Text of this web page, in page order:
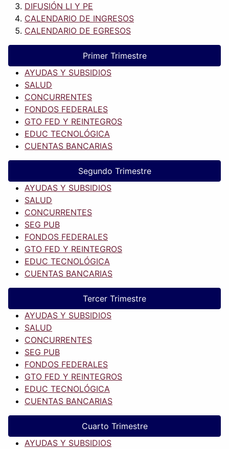
DIFUSIÓN LI Y PE
CALENDARIO DE INGRESOS
CALENDARIO DE EGRESOS
Primer Trimestre
AYUDAS Y SUBSIDIOS
SALUD
CONCURRENTES
FONDOS FEDERALES
GTO FED Y REINTEGROS
EDUC TECNOLÓGICA
CUENTAS BANCARIAS
Segundo Trimestre
AYUDAS Y SUBSIDIOS
SALUD
CONCURRENTES
SEG PUB
FONDOS FEDERALES
GTO FED Y REINTEGROS
EDUC TECNOLÓGICA
CUENTAS BANCARIAS
Tercer Trimestre
AYUDAS Y SUBSIDIOS
SALUD
CONCURRENTES
SEG PUB
FONDOS FEDERALES
GTO FED Y REINTEGROS
EDUC TECNOLÓGICA
CUENTAS BANCARIAS
Cuarto Trimestre
AYUDAS Y SUBSIDIOS